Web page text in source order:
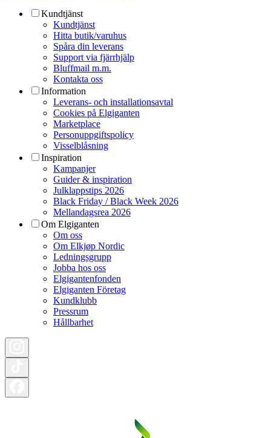
Kundtjänst
Kundtjänst
Hitta butik/varuhus
Spåra din leverans
Support via fjärrhjälp
Bluffmail m.m.
Kontakta oss
Information
Leverans- och installationsavtal
Cookies på Elgiganten
Marketplace
Personuppgiftspolicy
Visselblåsning
Inspiration
Kampanjer
Guider & inspiration
Julklappstips 2026
Black Friday / Black Week 2026
Mellandagsrea 2026
Om Elgiganten
Om oss
Om Elkjøp Nordic
Ledningsgrupp
Jobba hos oss
Elgigantenfonden
Elgiganten Företag
Kundklubb
Pressrum
Hållbarhet